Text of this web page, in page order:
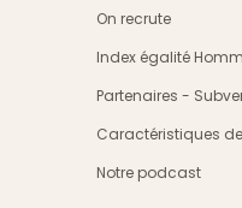
On recrute
Index égalité
Partenaires -
Caractéristiques
Notre podcast